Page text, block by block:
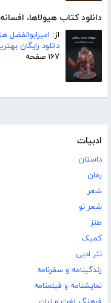
دانلود کتاب هیولاها،
از: امیرابوالفضل
دانلود رایگان
۱۶۷ صفحه
ادبیات
داستان
رمان
شعر
شعر نو
طنز
کمیک
نثر ادبی
زندگینامه و سفرنامه
نمایشنامه و فیلمنامه